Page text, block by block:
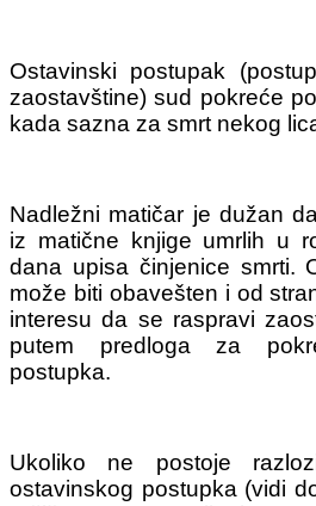
Ostavinski postupak
zaostavštine) sud pokreće
kada sazna za smrt nekog
Nadležni matičar je dužan
iz matične knjige umrlih u
dana upisa činjenice smrti.
može biti obavešten i od
interesu da se raspravi
putem predloga za
postupka.
Ukoliko ne postoje
ostavinskog postupka (vidi